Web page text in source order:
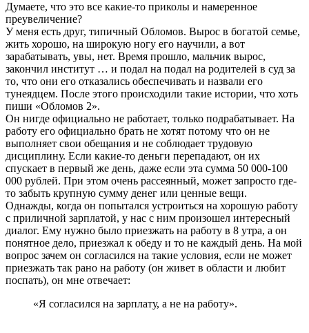
Думаете, что это все какие-то приколы и намеренное
преувеличение?
У меня есть друг, типичный Обломов. Вырос в богатой семье,
жить хорошо, на широкую ногу его научили, а вот
зарабатывать, увы, нет. Время прошло, мальчик вырос,
закончил институт … и подал на подал на родителей в суд за
то, что они его отказались обеспечивать и назвали его
тунеядцем. После этого происходили такие истории, что хоть
пиши «Обломов 2».
Он нигде официально не работает, только подрабатывает. На
работу его официально брать не хотят потому что он не
выполняет свои обещания и не соблюдает трудовую
дисциплину. Если какие-то деньги перепадают, он их
спускает в первый же день, даже если эта сумма 50 000-100
000 рублей. При этом очень рассеянный, может запросто где-
то забыть крупную сумму денег или ценные вещи.
Однажды, когда он попытался устроиться на хорошую работу
с приличной зарплатой, у нас с ним произошел интересный
диалог. Ему нужно было приезжать на работу в 8 утра, а он
понятное дело, приезжал к обеду и то не каждый день. На мой
вопрос зачем он согласился на такие условия, если не может
приезжать так рано на работу (он живет в области и любит
поспать), он мне отвечает:
«Я согласился на зарплату, а не на работу».